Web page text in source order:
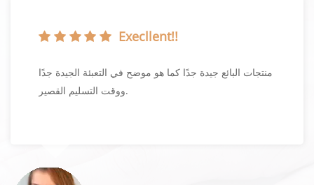
Execllent!!
منتجات البائع جيدة جدًا كما هو موضح في التعبئة الجيدة جدًا
ووقت التسليم القصير.